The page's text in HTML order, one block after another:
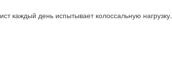
каждый день испытывает колоссальную нагрузку.